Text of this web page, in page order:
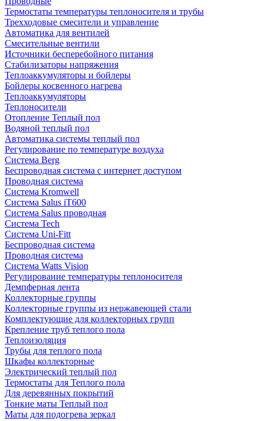
Термостаты температуры теплоносителя и трубы
Трехходовые смесители и управление
Автоматика для вентилей
Смесительные вентили
Источники бесперебойного питания
Стабилизаторы напряжения
Теплоаккумуляторы и бойлеры
Бойлеры косвенного нагрева
Теплоаккумуляторы
Теплоносители
Отопление Теплый пол
Водяной теплый пол
Автоматика системы теплый пол
Регулирование по температуре воздуха
Система Berg
Беспроводная система с интернет доступом
Проводная система
Система Kromwell
Система Salus iT600
Система Salus проводная
Система Tech
Система Uni-Fitt
Беспроводная система
Проводная система
Система Watts Vision
Регулирование температуры теплоносителя
Демпферная лента
Коллекторные группы
Коллекторные группы из нержавеющей стали
Комплектующие для коллекторных групп
Крепление труб теплого пола
Теплоизоляция
Трубы для теплого пола
Шкафы коллекторные
Электрический теплый пол
Термостаты для Теплого пола
Для деревянных покрытий
Тонкие маты Теплый пол
Маты для подогрева зеркал